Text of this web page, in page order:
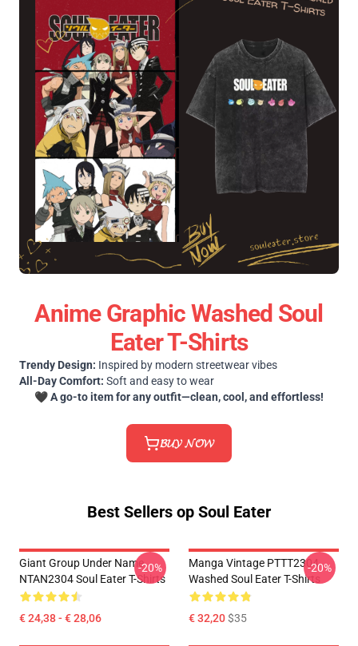
Anime Graphic Washed Soul
Eater T-Shirts
Trendy Design: Inspired by modern streetwear vibes
All-Day Comfort: Soft and easy to wear
🖤A go-to item for any outfit—clean, cool, and effortless!
𝓑𝓤𝓨 𝓝𝓞𝓦
Best Sellers op Soul Eater
Giant Group Under Name
NTAN2304 Soul Eater T-Shirts
€ 24,38 - € 28,06
-20%
Manga Vintage PTTT2304
Washed Soul Eater T-Shirts
€ 32,20$35
-20%